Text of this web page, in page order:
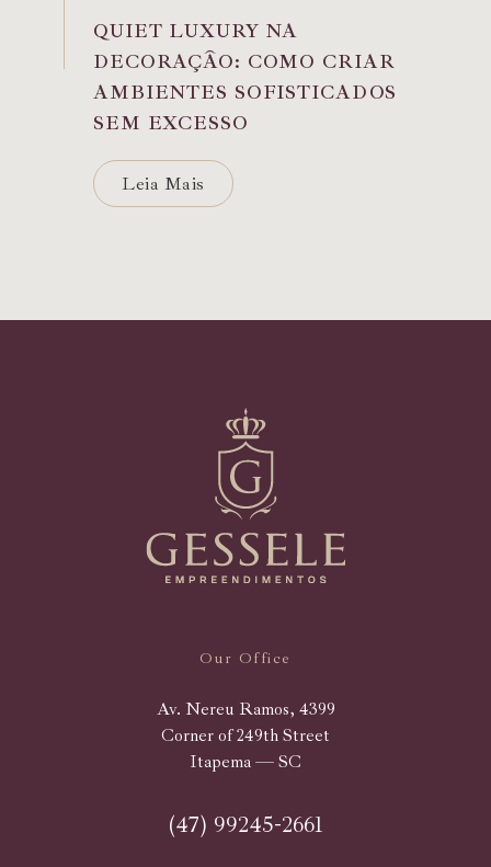
QUIET LUXURY NA
DECORAÇÃO: COMO CRIAR
AMBIENTES SOFISTICADOS
SEM EXCESSO
Leia Mais
Our Office
Av. Nereu Ramos, 4399
Corner of 249th Street
Itapema — SC
(47) 99245-2661